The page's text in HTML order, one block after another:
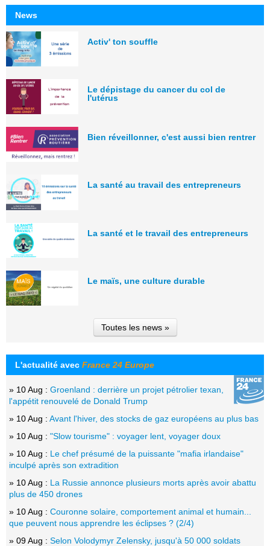
News
Activ' ton souffle
Le dépistage du cancer du col de
l'utérus
Bien réveillonner, c'est aussi bien rentrer
La santé au travail des entrepreneurs
La santé et le travail des entrepreneurs
Le maïs, une culture durable
Toutes les news »
L'actualité avec France 24 Europe
» 10 Aug : Groenland : derrière un projet pétrolier texan,
l'appétit renouvelé de Donald Trump
» 10 Aug : Avant l'hiver, des stocks de gaz européens au plus bas
» 10 Aug : "Slow tourisme" : voyager lent, voyager doux
» 10 Aug : Le chef présumé de la puissante "mafia irlandaise"
inculpé après son extradition
» 10 Aug : La Russie annonce plusieurs morts après avoir abattu
plus de 450 drones
» 10 Aug : Couronne solaire, comportement animal et humain...
que peuvent nous apprendre les éclipses ? (2/4)
» 09 Aug : Selon Volodymyr Zelensky, jusqu'à 50 000 soldats